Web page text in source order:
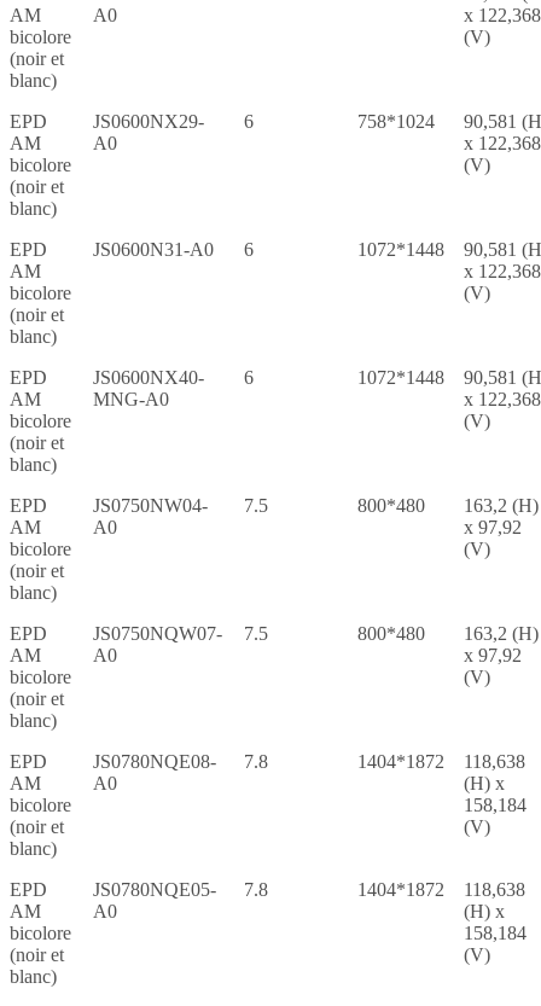
AM
bicolore
(noir et
blanc)
A0
x 122,368
(V)
EPD
AM
bicolore
(noir et
blanc)
JS0600NX29-
A0
6 758*1024
90,581
x 122,368
(V)
EPD
AM
bicolore
(noir et
blanc)
JS0600N31-A0 6 1072*1448
90,581
x 122,368
(V)
EPD
AM
bicolore
(noir et
blanc)
JS0600NX40-
MNG-A0
6 1072*1448
90,581
x 122,368
(V)
EPD
AM
bicolore
(noir et
blanc)
JS0750NW04-
A0
7.5 800*480
163,2 (H)
x 97,92
(V)
EPD
AM
bicolore
(noir et
blanc)
JS0750NQW07-
A0
7.5 800*480
163,2 (H)
x 97,92
(V)
EPD
AM
bicolore
(noir et
blanc)
JS0780NQE08-
A0
7.8 1404*1872
118,638
(H) x
158,184
(V)
EPD
AM
bicolore
(noir et
blanc)
JS0780NQE05-
A0
7.8 1404*1872
118,638
(H) x
158,184
(V)